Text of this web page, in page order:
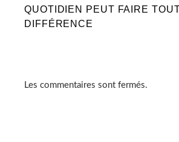
QUOTIDIEN PEUT FAIRE
DIFFÉRENCE
Les commentaires sont fermés.